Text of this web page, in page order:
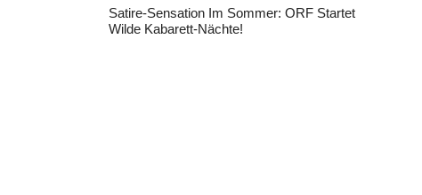
Satire-Sensation Im Sommer: ORF Startet
Wilde Kabarett-Nächte!